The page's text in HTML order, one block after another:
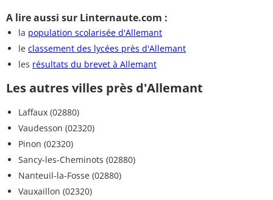
A lire aussi sur Linternaute.com :
la population scolarisée d'Allemant
le classement des lycées près d'Allemant
les résultats du brevet à Allemant
Les autres villes près d'Allemant
Laffaux (02880)
Vaudesson (02320)
Pinon (02320)
Sancy-les-Cheminots (02880)
Nanteuil-la-Fosse (02880)
Vauxaillon (02320)